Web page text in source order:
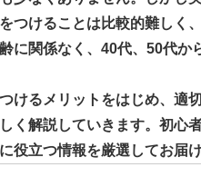
つけることは比較的難しく
に関係なく、40代、50代か
けるメリットをはじめ、適
く解説していきます。初心
役立つ情報を厳選してお届け